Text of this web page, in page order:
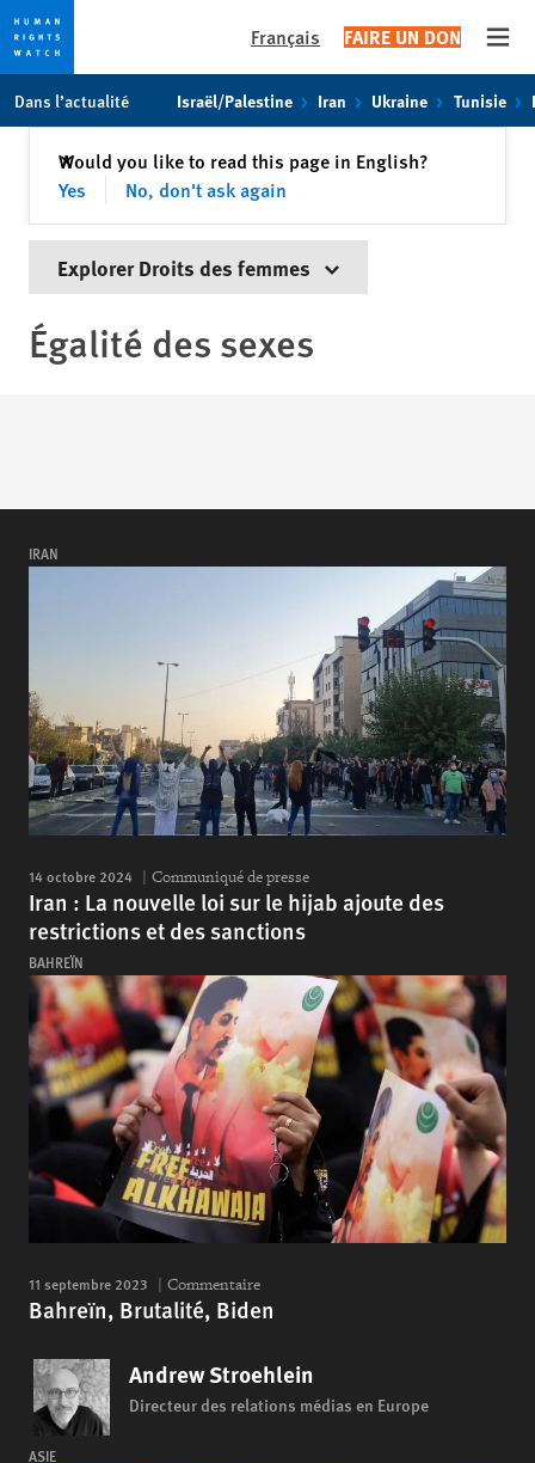
toto
content
Français FAIRE UN DON
Dans l’actualité Israël/Palestine Iran Ukraine Tunisie
Would you like to read this page in English?
Yes
No, don't ask again
✕Fermer
Explorer Droits des femmes
Égalité des sexes
IRAN
14 octobre 2024 Communiqué de presse
Iran : La nouvelle loi sur le hijab ajoute des
restrictions et des sanctions
BAHREÏN
11 septembre 2023 Commentaire
Bahreïn, Brutalité, Biden
Andrew Stroehlein
Directeur des relations médias en Europe
ASIE